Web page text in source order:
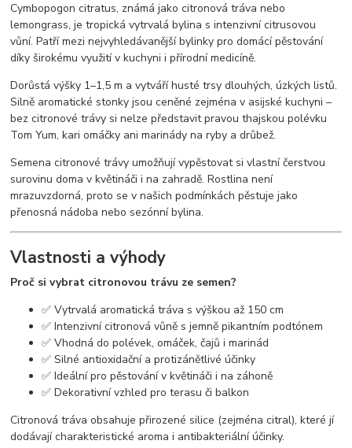
Cymbopogon citratus, známá jako citronová tráva nebo
lemongrass, je tropická vytrvalá bylina s intenzivní citrusovou
vůní. Patří mezi nejvyhledávanější bylinky pro domácí pěstování
díky širokému využití v kuchyni i přírodní medicíně.
Dorůstá výšky 1–1,5 m a vytváří husté trsy dlouhých, úzkých listů.
Silně aromatické stonky jsou ceněné zejména v asijské kuchyni –
bez citronové trávy si nelze představit pravou thajskou polévku
Tom Yum, kari omáčky ani marinády na ryby a drůbež.
Semena citronové trávy umožňují vypěstovat si vlastní čerstvou
surovinu doma v květináči i na zahradě. Rostlina není
mrazuvzdorná, proto se v našich podmínkách pěstuje jako
přenosná nádoba nebo sezónní bylina.
Vlastnosti a výhody
Proč si vybrat citronovou trávu ze semen?
✅ Vytrvalá aromatická tráva s výškou až 150 cm
✅ Intenzivní citronová vůně s jemně pikantním podtónem
✅ Vhodná do polévek, omáček, čajů i marinád
✅ Silné antioxidační a protizánětlivé účinky
✅ Ideální pro pěstování v květináči i na záhoně
✅ Dekorativní vzhled pro terasu či balkon
Citronová tráva obsahuje přirozené silice (zejména citral), které jí
dodávají charakteristické aroma i antibakteriální účinky.